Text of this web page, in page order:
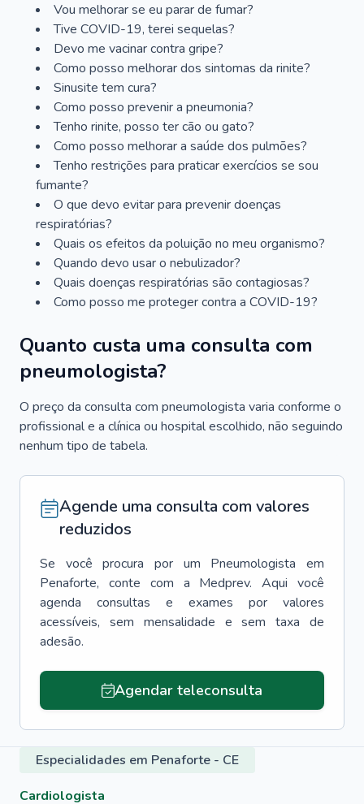
Vou melhorar se eu parar de fumar?
Tive COVID-19, terei sequelas?
Devo me vacinar contra gripe?
Como posso melhorar dos sintomas da rinite?
Sinusite tem cura?
Como posso prevenir a pneumonia?
Tenho rinite, posso ter cão ou gato?
Como posso melhorar a saúde dos pulmões?
Tenho restrições para praticar exercícios se sou
fumante?
O que devo evitar para prevenir doenças
respiratórias?
Quais os efeitos da poluição no meu organismo?
Quando devo usar o nebulizador?
Quais doenças respiratórias são contagiosas?
Como posso me proteger contra a COVID-19?
Quanto custa uma consulta com
pneumologista?
O preço da consulta com pneumologista varia conforme o
profissional e a clínica ou hospital escolhido, não seguindo
nenhum tipo de tabela.
Agende uma consulta com valores
reduzidos
Se você procura por um Pneumologista
em
Penaforte, conte com a Medprev. Aqui você
agenda consultas e exames por valores
acessíveis, sem mensalidade e sem taxa de
adesão.
Agendar teleconsulta
Especialidades em Penaforte - CE
Cardiologista